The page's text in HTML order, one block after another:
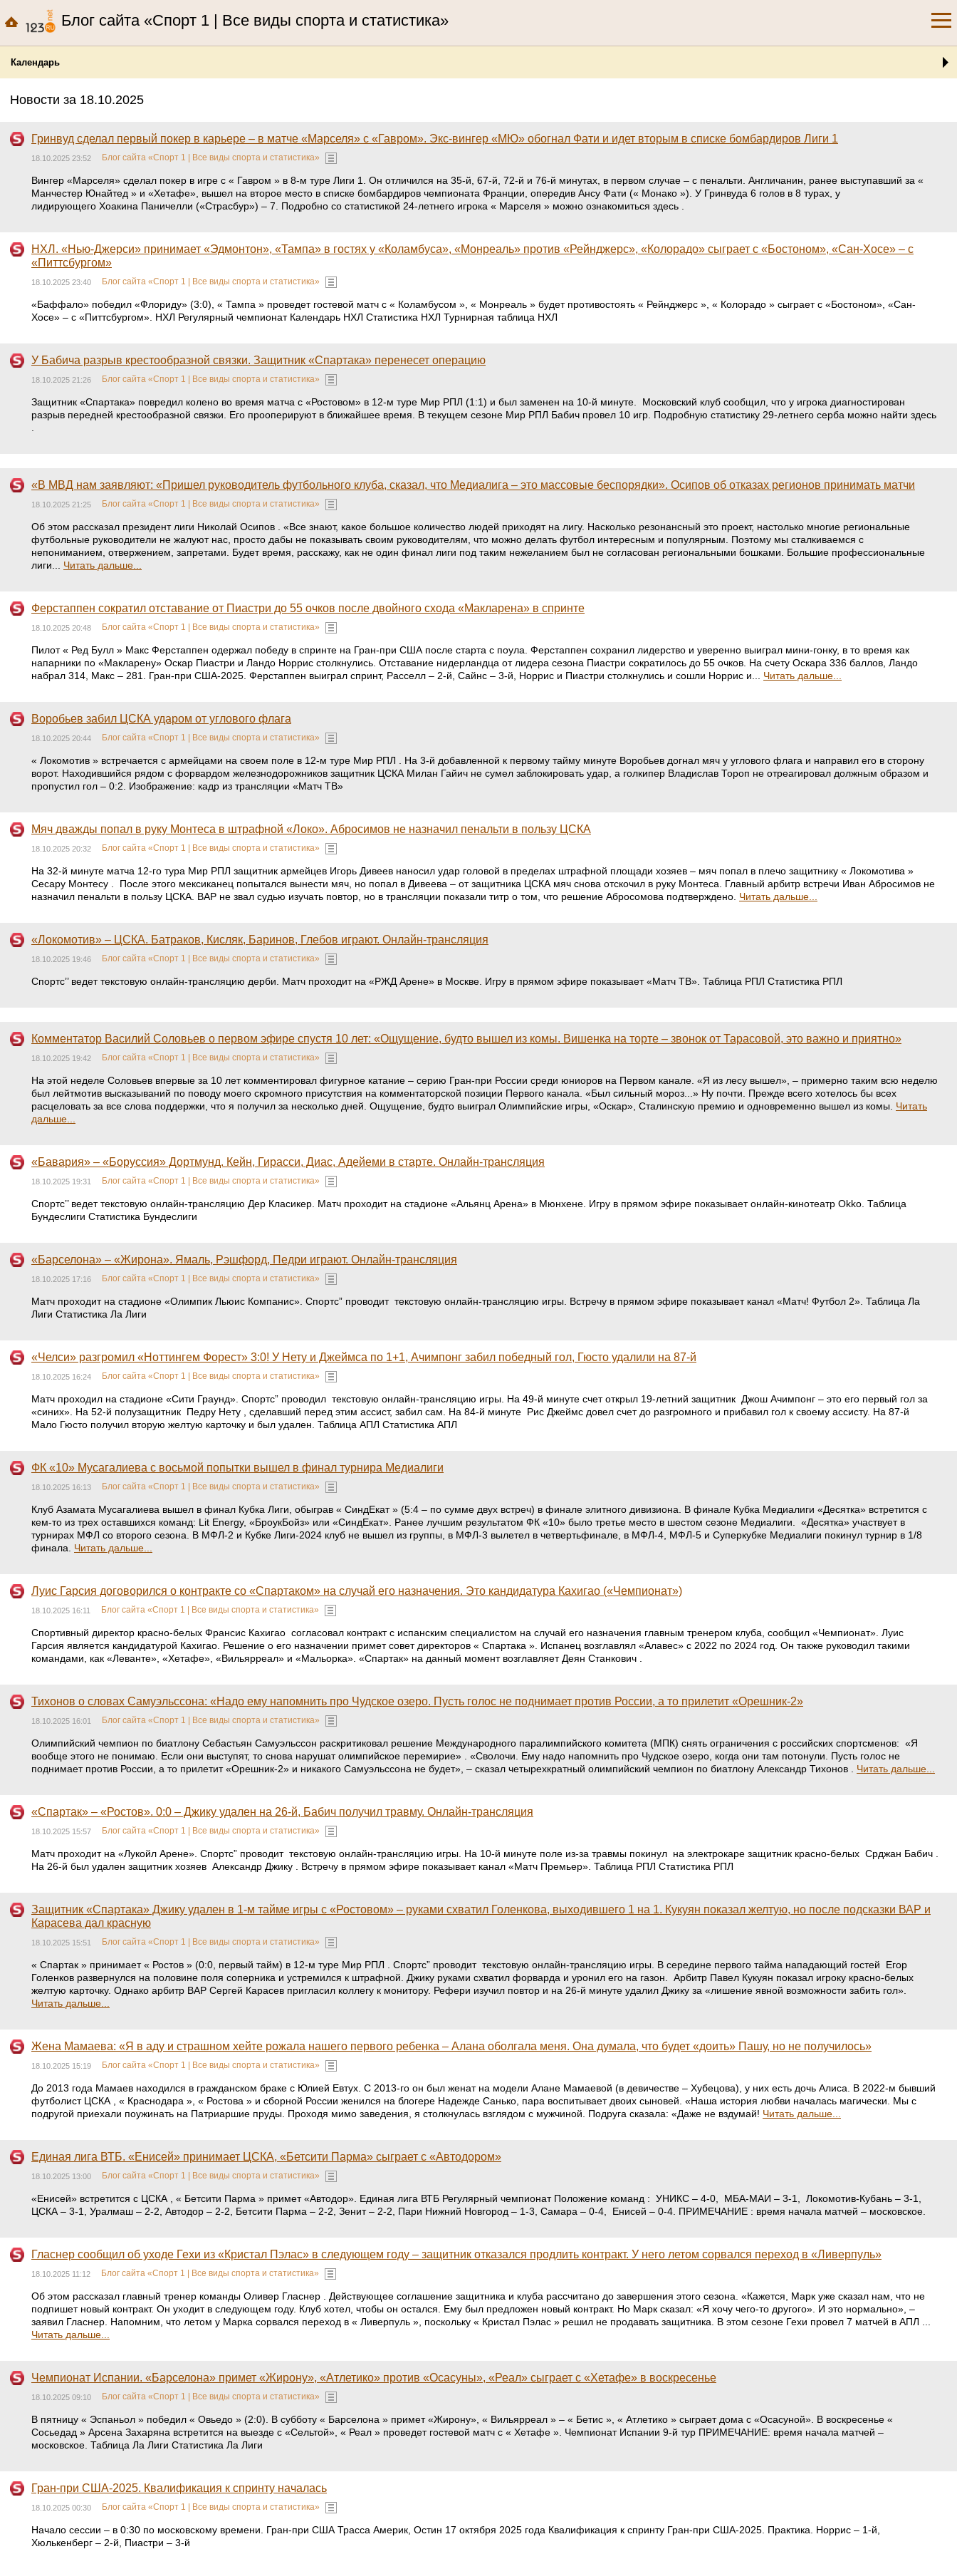
Блог сайта «Спорт 1 | Все виды спорта и статистика»
Календарь
Новости за 18.10.2025
Гринвуд сделал первый покер в карьере – в матче «Марселя» с «Гавром». Экс-вингер «МЮ» обогнал Фати и идет вторым в списке бомбардиров Лиги 1
18.10.2025 23:52 Блог сайта «Спорт 1 | Все виды спорта и статистика»
Вингер «Марселя» сделал покер в игре с « Гавром » в 8-м туре Лиги 1. Он отличился на 35-й, 67-й, 72-й и 76-й минутах, в первом случае – с пенальти. Англичанин, ранее выступавший за «
Манчестер Юнайтед » и «Хетафе», вышел на второе место в списке бомбардиров чемпионата Франции, опередив Ансу Фати (« Монако »). У Гринвуда 6 голов в 8 турах, у
лидирующего Хоакина Паничелли («Страсбур») – 7. Подробно со статистикой 24-летнего игрока « Марселя » можно ознакомиться здесь .
НХЛ. «Нью-Джерси» принимает «Эдмонтон», «Тампа» в гостях у «Коламбуса», «Монреаль» против «Рейнджерс», «Колорадо» сыграет с «Бостоном», «Сан-Хосе» – с
«Питтсбургом»
18.10.2025 23:40 Блог сайта «Спорт 1 | Все виды спорта и статистика»
«Баффало» победил «Флориду» (3:0), « Тампа » проведет гостевой матч с « Коламбусом », « Монреаль » будет противостоять « Рейнджерс », « Колорадо » сыграет с «Бостоном», «Сан-
Хосе» – с «Питтсбургом». НХЛ Регулярный чемпионат Календарь НХЛ Статистика НХЛ Турнирная таблица НХЛ
У Бабича разрыв крестообразной связки. Защитник «Спартака» перенесет операцию
18.10.2025 21:26 Блог сайта «Спорт 1 | Все виды спорта и статистика»
Защитник «Спартака» повредил колено во время матча с «Ростовом» в 12-м туре Мир РПЛ (1:1) и был заменен на 10-й минуте. Московский клуб сообщил, что у игрока диагностирован
разрыв передней крестообразной связки. Его прооперируют в ближайшее время. В текущем сезоне Мир РПЛ Бабич провел 10 игр. Подробную статистику 29-летнего серба можно найти здесь
«В МВД нам заявляют: «Пришел руководитель футбольного клуба, сказал, что Медиалига – это массовые беспорядки». Осипов об отказах регионов принимать матчи
18.10.2025 21:25 Блог сайта «Спорт 1 | Все виды спорта и статистика»
Об этом рассказал президент лиги Николай Осипов . «Все знают, какое большое количество людей приходят на лигу. Насколько резонансный это проект, настолько многие региональные
футбольные руководители не жалуют нас, просто дабы не показывать своим руководителям, что можно делать футбол интересным и популярным. Поэтому мы сталкиваемся с
непониманием, отвержением, запретами. Будет время, расскажу, как не один финал лиги под таким нежеланием был не согласован региональными бошками. Большие профессиональные
лиги... Читать дальше...
Ферстаппен сократил отставание от Пиастри до 55 очков после двойного схода «Макларена» в спринте
18.10.2025 20:48 Блог сайта «Спорт 1 | Все виды спорта и статистика»
Пилот « Ред Булл » Макс Ферстаппен одержал победу в спринте на Гран-при США после старта с поула. Ферстаппен сохранил лидерство и уверенно выиграл мини-гонку, в то время как
напарники по «Макларену» Оскар Пиастри и Ландо Норрис столкнулись. Отставание нидерландца от лидера сезона Пиастри сократилось до 55 очков. На счету Оскара 336 баллов, Ландо
набрал 314, Макс – 281. Гран-при США-2025. Ферстаппен выиграл спринт, Расселл – 2-й, Сайнс – 3-й, Норрис и Пиастри столкнулись и сошли Норрис и... Читать дальше...
Воробьев забил ЦСКА ударом от углового флага
18.10.2025 20:44 Блог сайта «Спорт 1 | Все виды спорта и статистика»
« Локомотив » встречается с армейцами на своем поле в 12-м туре Мир РПЛ . На 3-й добавленной к первому тайму минуте Воробьев догнал мяч у углового флага и направил его в сторону
ворот. Находившийся рядом с форвардом железнодорожников защитник ЦСКА Милан Гайич не сумел заблокировать удар, а голкипер Владислав Тороп не отреагировал должным образом и
пропустил гол – 0:2. Изображение: кадр из трансляции «Матч ТВ»
Мяч дважды попал в руку Монтеса в штрафной «Локо». Абросимов не назначил пенальти в пользу ЦСКА
18.10.2025 20:32 Блог сайта «Спорт 1 | Все виды спорта и статистика»
На 32-й минуте матча 12-го тура Мир РПЛ защитник армейцев Игорь Дивеев наносил удар головой в пределах штрафной площади хозяев – мяч попал в плечо защитнику « Локомотива »
Сесару Монтесу . После этого мексиканец попытался вынести мяч, но попал в Дивеева – от защитника ЦСКА мяч снова отскочил в руку Монтеса. Главный арбитр встречи Иван Абросимов не
назначил пенальти в пользу ЦСКА. ВАР не звал судью изучать повтор, но в трансляции показали титр о том, что решение Абросомова подтверждено. Читать дальше...
«Локомотив» – ЦСКА. Батраков, Кисляк, Баринов, Глебов играют. Онлайн-трансляция
18.10.2025 19:46 Блог сайта «Спорт 1 | Все виды спорта и статистика»
Спортс’’ ведет текстовую онлайн-трансляцию дерби. Матч проходит на «РЖД Арене» в Москве. Игру в прямом эфире показывает «Матч ТВ». Таблица РПЛ Статистика РПЛ
Комментатор Василий Соловьев о первом эфире спустя 10 лет: «Ощущение, будто вышел из комы. Вишенка на торте – звонок от Тарасовой, это важно и приятно»
18.10.2025 19:42 Блог сайта «Спорт 1 | Все виды спорта и статистика»
На этой неделе Соловьев впервые за 10 лет комментировал фигурное катание – серию Гран-при России среди юниоров на Первом канале. «Я из лесу вышел», – примерно таким всю неделю
был лейтмотив высказываний по поводу моего скромного присутствия на комментаторской позиции Первого канала. «Был сильный мороз...» Ну почти. Прежде всего хотелось бы всех
расцеловать за все слова поддержки, что я получил за несколько дней. Ощущение, будто выиграл Олимпийские игры, «Оскар», Сталинскую премию и одновременно вышел из комы. Читать
дальше...
«Бавария» – «Боруссия» Дортмунд. Кейн, Гирасси, Диас, Адейеми в старте. Онлайн-трансляция
18.10.2025 19:31 Блог сайта «Спорт 1 | Все виды спорта и статистика»
Спортс’’ ведет текстовую онлайн-трансляцию Дер Класикер. Матч проходит на стадионе «Альянц Арена» в Мюнхене. Игру в прямом эфире показывает онлайн-кинотеатр Okko. Таблица
Бундеслиги Статистика Бундеслиги
«Барселона» – «Жирона». Ямаль, Рэшфорд, Педри играют. Онлайн-трансляция
18.10.2025 17:16 Блог сайта «Спорт 1 | Все виды спорта и статистика»
Матч проходит на стадионе «Олимпик Льюис Компанис». Спортс” проводит текстовую онлайн-трансляцию игры. Встречу в прямом эфире показывает канал «Матч! Футбол 2». Таблица Ла
Лиги Статистика Ла Лиги
«Челси» разгромил «Ноттингем Форест» 3:0! У Нету и Джеймса по 1+1, Ачимпонг забил победный гол, Гюсто удалили на 87-й
18.10.2025 16:24 Блог сайта «Спорт 1 | Все виды спорта и статистика»
Матч проходил на стадионе «Сити Граунд». Спортс” проводил текстовую онлайн-трансляцию игры. На 49-й минуте счет открыл 19-летний защитник Джош Ачимпонг – это его первый гол за
«синих». На 52-й полузащитник Педру Нету , сделавший перед этим ассист, забил сам. На 84-й минуте Рис Джеймс довел счет до разгромного и прибавил гол к своему ассисту. На 87-й
Мало Гюсто получил вторую желтую карточку и был удален. Таблица АПЛ Статистика АПЛ
ФК «10» Мусагалиева с восьмой попытки вышел в финал турнира Медиалиги
18.10.2025 16:13 Блог сайта «Спорт 1 | Все виды спорта и статистика»
Клуб Азамата Мусагалиева вышел в финал Кубка Лиги, обыграв « СиндЕкат » (5:4 – по сумме двух встреч) в финале элитного дивизиона. В финале Кубка Медиалиги «Десятка» встретится с
кем-то из трех оставшихся команд: Lit Energy, «БроукБойз» или «СиндЕкат». Ранее лучшим результатом ФК «10» было третье место в шестом сезоне Медиалиги. «Десятка» участвует в
турнирах МФЛ со второго сезона. В МФЛ-2 и Кубке Лиги-2024 клуб не вышел из группы, в МФЛ-3 вылетел в четвертьфинале, в МФЛ-4, МФЛ-5 и Суперкубке Медиалиги покинул турнир в 1/8
финала. Читать дальше...
Луис Гарсия договорился о контракте со «Спартаком» на случай его назначения. Это кандидатура Кахигао («Чемпионат»)
18.10.2025 16:11 Блог сайта «Спорт 1 | Все виды спорта и статистика»
Спортивный директор красно-белых Франсис Кахигао согласовал контракт с испанским специалистом на случай его назначения главным тренером клуба, сообщил «Чемпионат». Луис
Гарсия является кандидатурой Кахигао. Решение о его назначении примет совет директоров « Спартака ». Испанец возглавлял «Алавес» с 2022 по 2024 год. Он также руководил такими
командами, как «Леванте», «Хетафе», «Вильярреал» и «Мальорка». «Спартак» на данный момент возглавляет Деян Станкович .
Тихонов о словах Самуэльссона: «Надо ему напомнить про Чудское озеро. Пусть голос не поднимает против России, а то прилетит «Орешник-2»
18.10.2025 16:01 Блог сайта «Спорт 1 | Все виды спорта и статистика»
Олимпийский чемпион по биатлону Себастьян Самуэльссон раскритиковал решение Международного паралимпийского комитета (МПК) снять ограничения с российских спортсменов: «Я
вообще этого не понимаю. Если они выступят, то снова нарушат олимпийское перемирие» . «Сволочи. Ему надо напомнить про Чудское озеро, когда они там потонули. Пусть голос не
поднимает против России, а то прилетит «Орешник-2» и никакого Самуэльссона не будет», – сказал четырехкратный олимпийский чемпион по биатлону Александр Тихонов . Читать дальше...
«Спартак» – «Ростов». 0:0 – Джику удален на 26-й, Бабич получил травму. Онлайн-трансляция
18.10.2025 15:57 Блог сайта «Спорт 1 | Все виды спорта и статистика»
Матч проходит на «Лукойл Арене». Спортс” проводит текстовую онлайн-трансляцию игры. На 10-й минуте поле из-за травмы покинул на электрокаре защитник красно-белых Срджан Бабич .
На 26-й был удален защитник хозяев Александр Джику . Встречу в прямом эфире показывает канал «Матч Премьер». Таблица РПЛ Статистика РПЛ
Защитник «Спартака» Джику удален в 1-м тайме игры с «Ростовом» – руками схватил Голенкова, выходившего 1 на 1. Кукуян показал желтую, но после подсказки ВАР и
Карасева дал красную
18.10.2025 15:51 Блог сайта «Спорт 1 | Все виды спорта и статистика»
« Спартак » принимает « Ростов » (0:0, первый тайм) в 12-м туре Мир РПЛ . Спортс” проводит текстовую онлайн-трансляцию игры. В середине первого тайма нападающий гостей Егор
Голенков развернулся на половине поля соперника и устремился к штрафной. Джику руками схватил форварда и уронил его на газон. Арбитр Павел Кукуян показал игроку красно-белых
желтую карточку. Однако арбитр ВАР Сергей Карасев пригласил коллегу к монитору. Рефери изучил повтор и на 26-й минуте удалил Джику за «лишение явной возможности забить гол».
Читать дальше...
Жена Мамаева: «Я в аду и страшном хейте рожала нашего первого ребенка – Алана оболгала меня. Она думала, что будет «доить» Пашу, но не получилось»
18.10.2025 15:19 Блог сайта «Спорт 1 | Все виды спорта и статистика»
До 2013 года Мамаев находился в гражданском браке с Юлией Евтух. С 2013-го он был женат на модели Алане Мамаевой (в девичестве – Хубецова), у них есть дочь Алиса. В 2022-м бывший
футболист ЦСКА , « Краснодара », « Ростова » и сборной России женился на блогере Надежде Санько, пара воспитывает двоих сыновей. «Наша история любви началась магически. Мы с
подругой приехали поужинать на Патриаршие пруды. Проходя мимо заведения, я столкнулась взглядом с мужчиной. Подруга сказала: «Даже не вздумай! Читать дальше...
Единая лига ВТБ. «Енисей» принимает ЦСКА, «Бетсити Парма» сыграет с «Автодором»
18.10.2025 13:00 Блог сайта «Спорт 1 | Все виды спорта и статистика»
«Енисей» встретится с ЦСКА , « Бетсити Парма » примет «Автодор». Единая лига ВТБ Регулярный чемпионат Положение команд : УНИКС – 4-0, МБА-МАИ – 3-1, Локомотив-Кубань – 3-1,
ЦСКА – 3-1, Уралмаш – 2-2, Автодор – 2-2, Бетсити Парма – 2-2, Зенит – 2-2, Пари Нижний Новгород – 1-3, Самара – 0-4, Енисей – 0-4. ПРИМЕЧАНИЕ : время начала матчей – московское.
Гласнер сообщил об уходе Гехи из «Кристал Пэлас» в следующем году – защитник отказался продлить контракт. У него летом сорвался переход в «Ливерпуль»
18.10.2025 11:12 Блог сайта «Спорт 1 | Все виды спорта и статистика»
Об этом рассказал главный тренер команды Оливер Гласнер . Действующее соглашение защитника и клуба рассчитано до завершения этого сезона. «Кажется, Марк уже сказал нам, что не
подпишет новый контракт. Он уходит в следующем году. Клуб хотел, чтобы он остался. Ему был предложен новый контракт. Но Марк сказал: «Я хочу чего-то другого». И это нормально», –
заявил Гласнер. Напомним, что летом у Марка сорвался переход в « Ливерпуль », поскольку « Кристал Пэлас » решил не продавать защитника. В этом сезоне Гехи провел 7 матчей в АПЛ ...
Читать дальше...
Чемпионат Испании. «Барселона» примет «Жирону», «Атлетико» против «Осасуны», «Реал» сыграет с «Хетафе» в воскресенье
18.10.2025 09:10 Блог сайта «Спорт 1 | Все виды спорта и статистика»
В пятницу « Эспаньол » победил « Овьедо » (2:0). В субботу « Барселона » примет «Жирону», « Вильярреал » – « Бетис », « Атлетико » сыграет дома с «Осасуной». В воскресенье «
Сосьедад » Арсена Захаряна встретится на выезде с «Сельтой», « Реал » проведет гостевой матч с « Хетафе ». Чемпионат Испании 9-й тур ПРИМЕЧАНИЕ: время начала матчей –
московское. Таблица Ла Лиги Статистика Ла Лиги
Гран-при США-2025. Квалификация к спринту началась
18.10.2025 00:30 Блог сайта «Спорт 1 | Все виды спорта и статистика»
Начало сессии – в 0:30 по московскому времени. Гран-при США Трасса Америк, Остин 17 октября 2025 года Квалификация к спринту Гран-при США-2025. Практика. Норрис – 1-й,
Хюлькенберг – 2-й, Пиастри – 3-й